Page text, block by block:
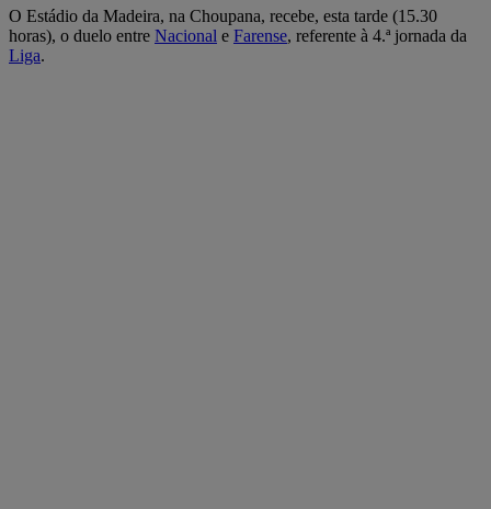
O Estádio da Madeira, na Choupana, recebe, esta tarde (15.30
horas), o duelo entre Nacional e Farense, referente à 4.ª jornada da
Liga.